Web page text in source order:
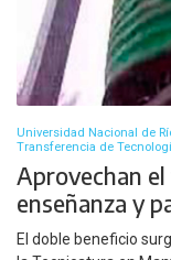
Universidad Nacional de
Transferencia de
Aprovechan
enseñanza y
El doble beneficio